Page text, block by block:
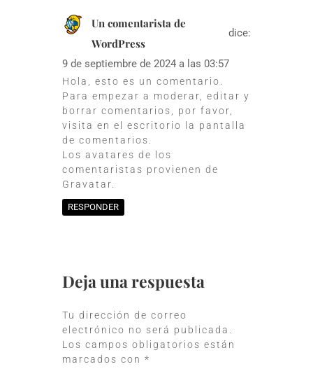
Un comentarista de
WordPress
dice:
9 de septiembre de 2024 a las 03:57
Hola, esto es un comentario.
Para empezar a moderar, editar y
borrar comentarios, por favor,
visita en el escritorio la pantalla
de comentarios.
Los avatares de los
comentaristas provienen de
Gravatar
RESPONDER
Deja una respuesta
Tu dirección de correo
electrónico no será publicada.
Los campos obligatorios están
marcados con *